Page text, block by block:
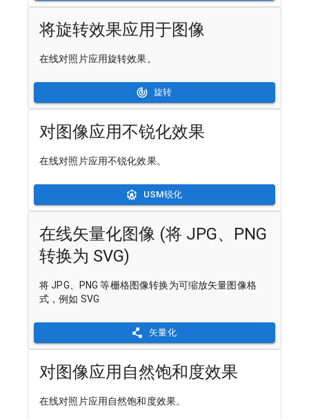
将旋转效果应用于图像
在线对照片应用旋转效果。
旋转
对图像应用不锐化效果
在线对照片应用不锐化效果。
USM锐化
在线矢量化图像 (将 JPG、PNG
转换为 SVG)
将 JPG、PNG 等栅格图像转换为可缩放矢量图像格
式，例如 SVG
矢量化
对图像应用自然饱和度效果
在线对照片应用自然饱和度效果。